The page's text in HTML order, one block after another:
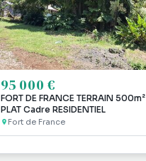
95 000 €
FORT DE FRANCE TERRAIN 500m²
PLAT Cadre RESIDENTIEL
Fort de France